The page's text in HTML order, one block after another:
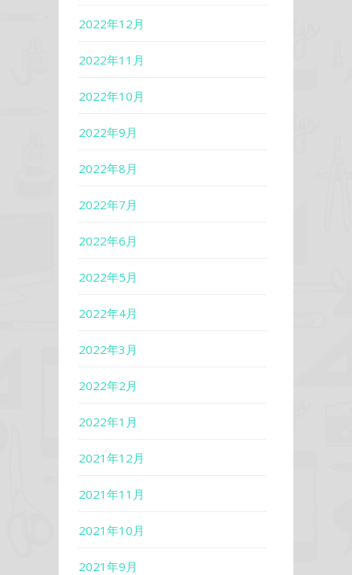
2022年12月
2022年11月
2022年10月
2022年9月
2022年8月
2022年7月
2022年6月
2022年5月
2022年4月
2022年3月
2022年2月
2022年1月
2021年12月
2021年11月
2021年10月
2021年9月